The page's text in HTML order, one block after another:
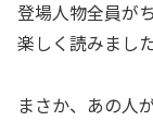
登場人物全員が
楽しく読みました
まさか、あの人